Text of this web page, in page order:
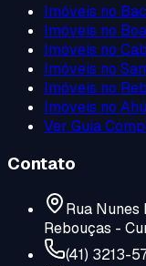
Imóveis no
Imóveis no
Imóveis no
Imóveis no
Imóveis no
Imóveis no Ahú
Ver Guia
Contato
Rua Nunes
Rebouças -
(41) 3213-